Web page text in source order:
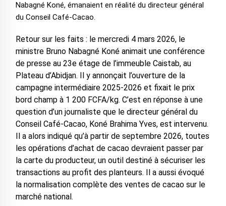
Nabagné Koné, émanaient en réalité du directeur général
du Conseil Café-Cacao.
Retour sur les faits : le mercredi 4 mars 2026, le
ministre Bruno Nabagné Koné animait une conférence
de presse au 23e étage de l’immeuble Caistab, au
Plateau d’Abidjan. Il y annonçait l’ouverture de la
campagne intermédiaire 2025-2026 et fixait le prix
bord champ à 1 200 FCFA/kg. C’est en réponse à une
question d’un journaliste que le directeur général du
Conseil Café-Cacao, Koné Brahima Yves, est intervenu.
Il a alors indiqué qu’à partir de septembre 2026, toutes
les opérations d’achat de cacao devraient passer par
la carte du producteur, un outil destiné à sécuriser les
transactions au profit des planteurs. Il a aussi évoqué
la normalisation complète des ventes de cacao sur le
marché national.